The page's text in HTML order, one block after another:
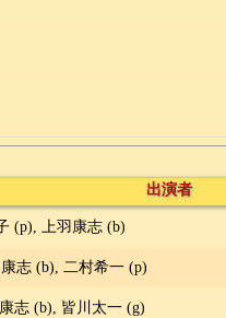
出演者
(p), 上羽康志 (b)
志 (b), 二村希一 (p)
志 (b), 皆川太一 (g)